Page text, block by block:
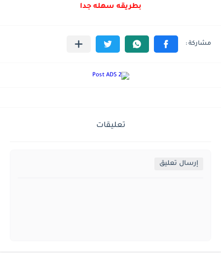
بطريقه سهله جدا
تعليقات
إرسال تعليق